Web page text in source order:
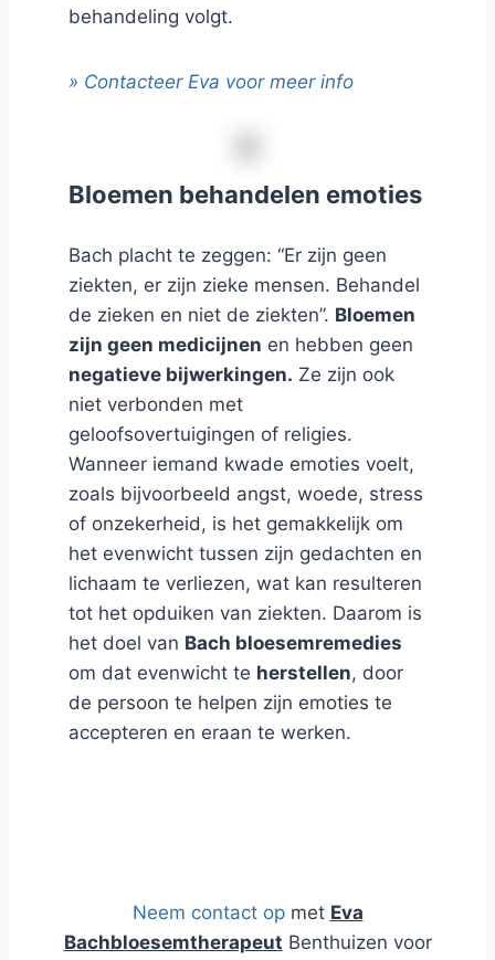
behandeling volgt.
» Contacteer Eva voor meer info
Bloemen behandelen emoties
Bach placht te zeggen: “Er zijn geen
ziekten, er zijn zieke mensen. Behandel
de zieken en niet de ziekten”. Bloemen
zijn geen medicijnen en hebben geen
negatieve bijwerkingen. Ze zijn ook
niet verbonden met
geloofsovertuigingen of religies.
Wanneer iemand kwade emoties voelt,
zoals bijvoorbeeld angst, woede, stress
of onzekerheid, is het gemakkelijk om
het evenwicht tussen zijn gedachten en
lichaam te verliezen, wat kan resulteren
tot het opduiken van ziekten. Daarom is
het doel van Bach bloesemremedies
om dat evenwicht te herstellen, door
de persoon te helpen zijn emoties te
accepteren en eraan te werken.
Neem contact opmet Eva
Bachbloesemtherapeut Benthuizen voor